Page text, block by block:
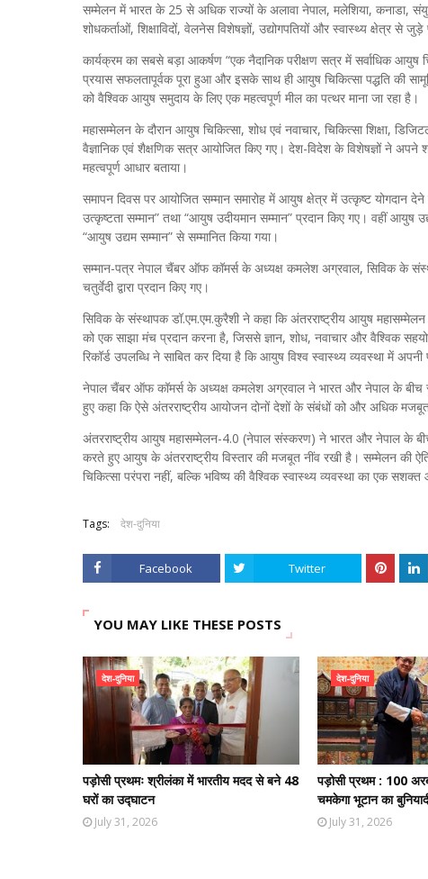
सम्मेलन में भारत के 25 से अधिक राज्यों के अलावा नेपाल, मलेशिया, कनाडा,
शोधकर्ताओं, शिक्षाविदों, वेलनेस विशेषज्ञों, उद्योगपतियों और स्वास्थ्य क्षेत्र से जुड़े
कार्यक्रम का सबसे बड़ा आकर्षण “एक नैदानिक परीक्षण सत्र में सर्वाधिक आयुष
प्रयास सफलतापूर्वक पूरा हुआ और इसके साथ ही आयुष चिकित्सा पद्धति की
को वैश्विक आयुष समुदाय के लिए एक महत्वपूर्ण मील का पत्थर माना जा रहा है।
महासम्मेलन के दौरान आयुष चिकित्सा, शोध एवं नवाचार, चिकित्सा शिक्षा,
वैज्ञानिक एवं शैक्षणिक सत्र आयोजित किए गए। देश-विदेश के विशेषज्ञों ने
महत्वपूर्ण आधार बताया।
समापन दिवस पर आयोजित सम्मान समारोह में आयुष क्षेत्र में उत्कृष्ट योगदान
उत्कृष्टता सम्मान” तथा “आयुष उदीयमान सम्मान” प्रदान किए गए। वहीं आयुष
“आयुष उद्यम सम्मान” से सम्मानित किया गया।
सम्मान-पत्र नेपाल चैंबर ऑफ कॉमर्स के अध्यक्ष कमलेश अग्रवाल, सिविक के
चतुर्वेदी द्वारा प्रदान किए गए।
सिविक के संस्थापक डॉ.एम.एम.कुरैशी ने कहा कि अंतरराष्ट्रीय आयुष महासम्मेलन
को एक साझा मंच प्रदान करना है, जिससे ज्ञान, शोध, नवाचार और वैश्विक
रिकॉर्ड उपलब्धि ने साबित कर दिया है कि आयुष विश्व स्वास्थ्य व्यवस्था में अपनी
नेपाल चैंबर ऑफ कॉमर्स के अध्यक्ष कमलेश अग्रवाल ने भारत और नेपाल के बीच
हुए कहा कि ऐसे अंतरराष्ट्रीय आयोजन दोनों देशों के संबंधों को और अधिक मजबूत
अंतरराष्ट्रीय आयुष महासम्मेलन-4.0 (नेपाल संस्करण) ने भारत और नेपाल के बीच
करते हुए आयुष के अंतरराष्ट्रीय विस्तार की मजबूत नींव रखी है। सम्मेलन की
चिकित्सा परंपरा नहीं, बल्कि भविष्य की वैश्विक स्वास्थ्य व्यवस्था का एक
Tags: देश-दुनिया
Facebook Twitter
YOU MAY LIKE THESE POSTS
देश-दुनिया
पड़ोसी प्रथमः श्रीलंका में भारतीय मदद से बने 48
घरों का उद्घाटन
July 31, 2026
देश-दुनिया
पड़ोसी प्रथम : 100
चमकेगा भूटान का
July 31, 2026